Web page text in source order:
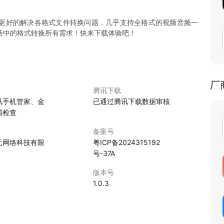
好的解决各格式文件转换问题，几乎支持全格式的视频音频一
的格式转换所有需求！快来下载体验吧！
手机管家、金
检查
腾讯下载
已通过腾讯下载数据审核
网络科技有限
备案号
粤ICP备2024315192
号-37A
版本号
1.0.3
厂